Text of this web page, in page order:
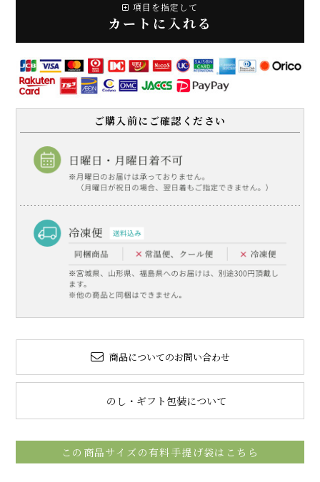
項目を指定して
カートに入れる
ご購入前にご確認ください
商品についてのお問い合わせ
のし・ギフト包装について
この商品サイズの有料手提げ袋はこちら